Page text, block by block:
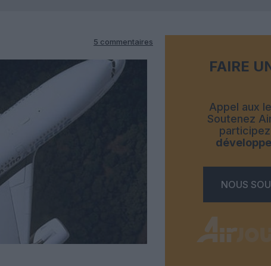
5 commentaires
FAIRE
Appel aux
Soutenez
participez
NOUS